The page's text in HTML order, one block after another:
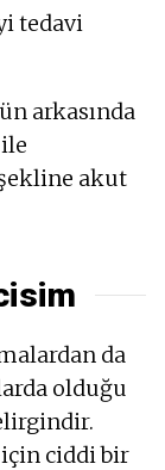
tedavi
arkasında
akut
da
olduğu
ciddi bir